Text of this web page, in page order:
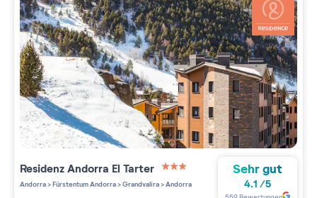
ResidenzAndorra El Tarter
3 étoiles sur 5
Andorra>Fürstentum Andorra>Grandvalira>Andorra
Sehr gut
4.1 /5